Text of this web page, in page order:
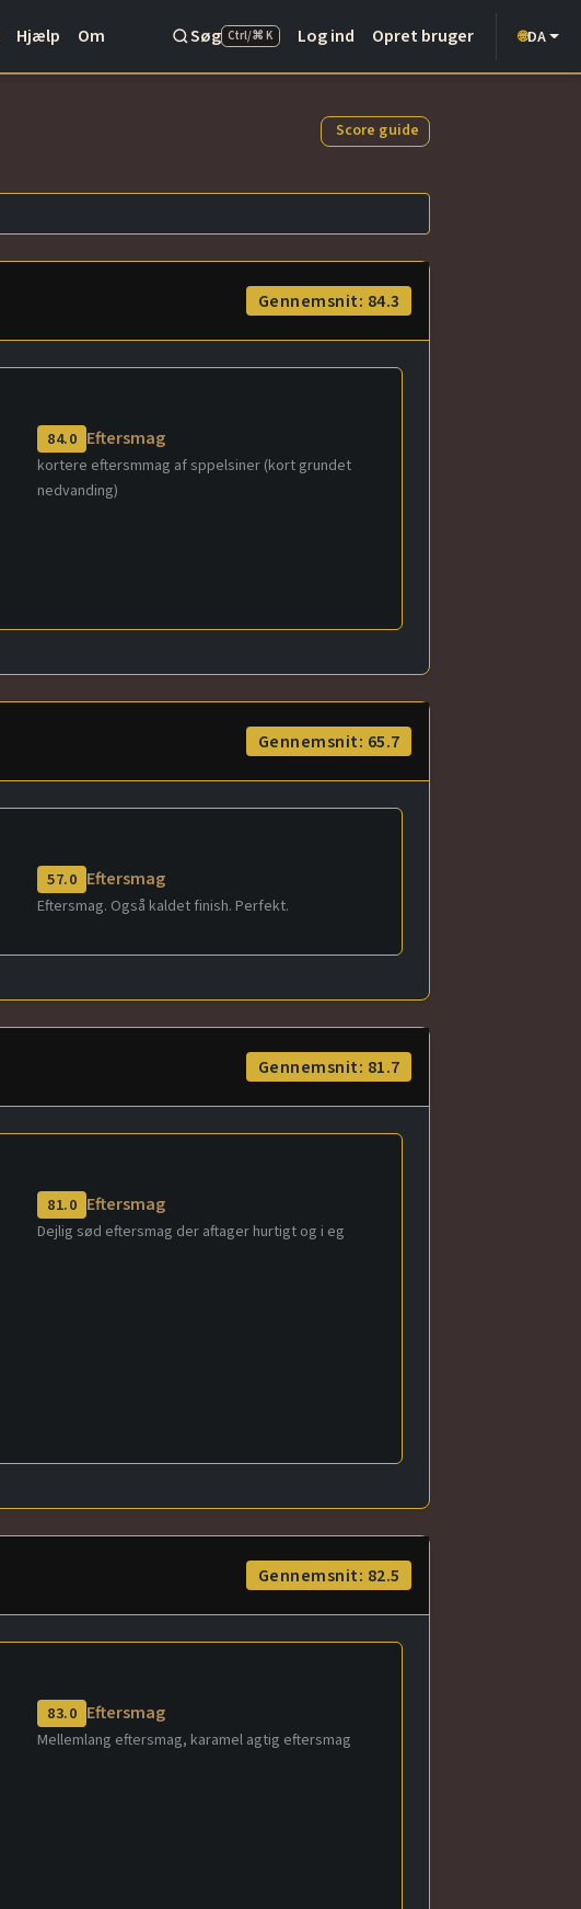
Hjælp Om Søg Ctrl/⌘ K Log ind Opret bruger 🌐DA
Score guide
Gennemsnit: 84.3
84.0 Eftersmag
kortere eftersmmag af sppelsiner (kort grundet
nedvanding)
Gennemsnit: 65.7
57.0 Eftersmag
Eftersmag. Også kaldet finish. Perfekt.
Gennemsnit: 81.7
81.0 Eftersmag
Dejlig sød eftersmag der aftager hurtigt og i eg
Gennemsnit: 82.5
83.0 Eftersmag
Mellemlang eftersmag, karamel agtig eftersmag